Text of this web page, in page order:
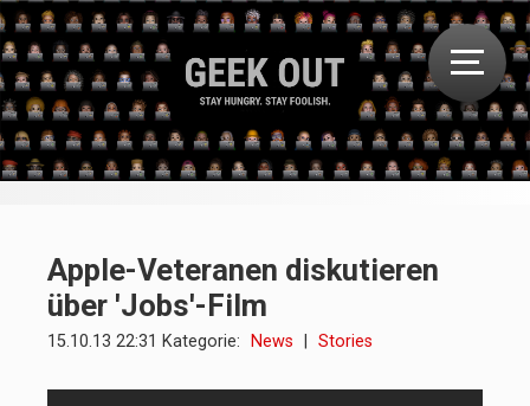
Apple-Veteranen diskutieren
über 'Jobs'-Film
15.10.13 22:31 Kategorie: News Stories